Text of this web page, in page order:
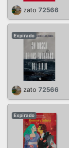
zato 72566
Expirado
zato 72566
Expirado